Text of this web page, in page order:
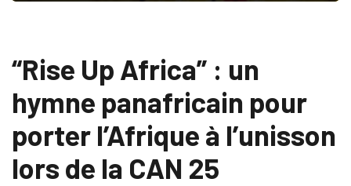
“Rise Up Africa” : un
hymne panafricain pour
porter l’Afrique à l’unisson
lors de la CAN 25